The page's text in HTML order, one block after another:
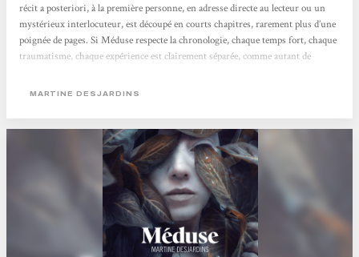
récit a posteriori, à la première personne, en adresse directe au lecteur ou un
mystérieux interlocuteur, est découpé en courts chapitres, rarement plus d’une
poignée de pages. Si Méduse respecte la chronologie, chaque temps fort, chaque
traumatisme, chaque expérience est clairement séparée, comme autant de
yeux maudits : Difformités, Monstruosités, Accablances, Révoltances,
MARTINE DESJARDINS